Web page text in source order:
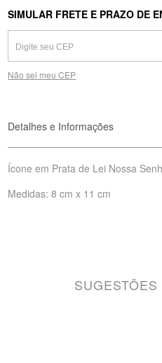
SIMULAR FRETE E PRAZO DE
Não sei meu CEP
Detalhes e Informações
Ícone em Prata de Lei Nossa
Medidas: 8 cm x 11 cm